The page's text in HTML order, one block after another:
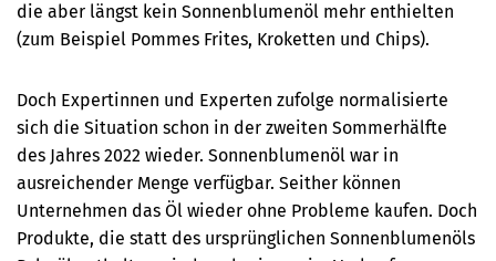
die aber längst kein Sonnenblumenöl mehr enthielten
(zum Beispiel Pommes Frites, Kroketten und Chips).
Doch Expertinnen und Experten zufolge normalisierte
sich die Situation schon in der zweiten Sommerhälfte
des Jahres 2022 wieder. Sonnenblumenöl war in
ausreichender Menge verfügbar. Seither können
Unternehmen das Öl wieder ohne Probleme kaufen. Doch
Produkte, die statt des ursprünglichen Sonnenblumenöls